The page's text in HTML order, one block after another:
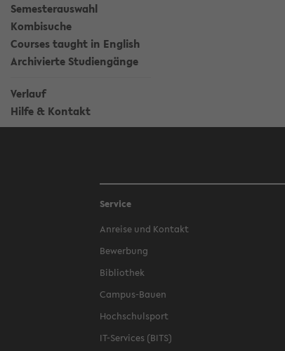
Semesterauswahl
Kombisuche
Courses taught in English
Archivierte Studiengänge
Verlauf
Hilfe & Kontakt
Service
Anreise und Kontakt
Bewerbung
Bibliothek
Campus-Bauen
Hochschulsport
IT-Services (BITS)